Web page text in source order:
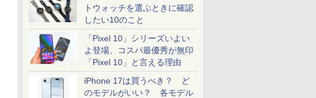
トウォッチを選ぶときに確認
したい10のこと
「Pixel 10」シリーズいよい
よ登場、コスパ最優秀が無印
「Pixel 10」と言える理由
iPhone 17は買うべき？ ど
のモデルがいい？ 各モデル